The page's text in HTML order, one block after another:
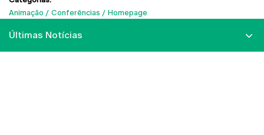
Animação
Conferências Homepage
Últimas Notícias